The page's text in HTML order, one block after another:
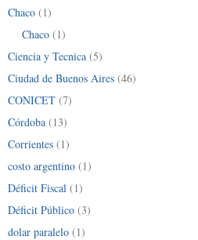
Chaco (1)
Chaco (1)
Ciencia y Tecnica (5)
Ciudad de Buenos Aires (46)
CONICET (7)
Córdoba (13)
Corrientes (1)
costo argentino (1)
Déficit Fiscal (1)
Déficit Público (3)
dolar paralelo (1)